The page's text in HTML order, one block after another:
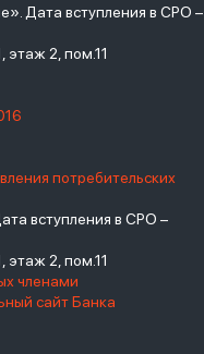
Дата вступления в СРО –
этаж 2, пом.11
потребительских
вступления в СРО –
этаж 2, пом.11
членами
сайт Банка